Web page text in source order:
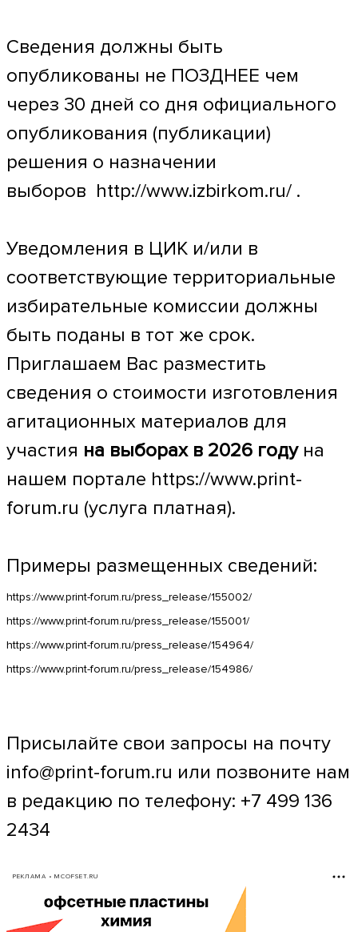
Сведения должны быть
опубликованы не ПОЗДНЕЕ чем
через 30 дней со дня официального
опубликования (публикации)
решения о назначении
выборов http://www.izbirkom.ru/ .
Уведомления в ЦИК и/или в
соответствующие территориальные
избирательные комиссии должны
быть поданы в тот же срок.
Приглашаем Вас разместить
сведения о стоимости изготовления
агитационных материалов для
участия на выборах в 2026 году на
нашем портале https://www.print-
forum.ru (услуга платная).
Примеры размещенных сведений:
https://www.print-forum.ru/press_release/155002/
https://www.print-forum.ru/press_release/155001/
https://www.print-forum.ru/press_release/154964/
https://www.print-forum.ru/press_release/154986/
Присылайте свои запросы на почту
info@print-forum.ru или позвоните нам
в редакцию по телефону: +7 499 136
2434
РЕКЛАМА • MCOFSET.RU